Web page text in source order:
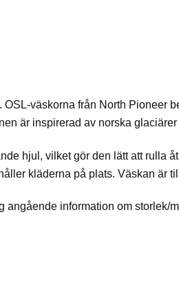
väskorna från North Pioneer
är inspirerad av norska
hjul, vilket gör den lätt att
kläderna på plats. Väskan är
information om storlek/